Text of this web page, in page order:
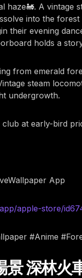
haze🚂. A vintage
into the
their evening
holds a
from emerald
steam
undergrowth.
at early-bird
App
apple-store/
#Anime
深林火